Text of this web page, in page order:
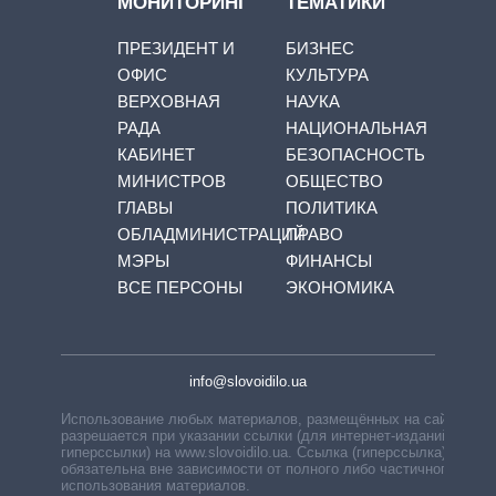
ПРЕЗИДЕНТ И
ОФИС
ВЕРХОВНАЯ
РАДА
КАБИНЕТ
МИНИСТРОВ
ГЛАВЫ
ОБЛАДМИНИСТРАЦИЙ
МЭРЫ
ВСЕ ПЕРСОНЫ
БИЗНЕС
КУЛЬТУРА
НАУКА
НАЦИОНАЛЬНАЯ
БЕЗОПАСНОСТЬ
ОБЩЕСТВО
ПОЛИТИКА
ПРАВО
ФИНАНСЫ
ЭКОНОМИКА
info@slovoidilo.ua
Использование любых материалов, размещённых на сайте,
разрешается при указании ссылки (для интернет-изданий —
гиперссылки) на www.slovoidilo.ua. Ссылка (гиперссылка)
обязательна вне зависимости от полного либо частичного
использования материалов.